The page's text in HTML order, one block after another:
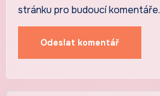
stránku pro budoucí komentáře.